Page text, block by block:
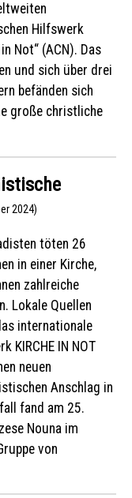
Hilfswerk
Not“ (ACN). Das
und sich über drei
befänden sich
große christliche
2024)
töten 26
in einer Kirche,
zahlreiche
Lokale Quellen
internationale
KIRCHE IN NOT
neuen
Anschlag in
fand am 25.
Nouna im
von